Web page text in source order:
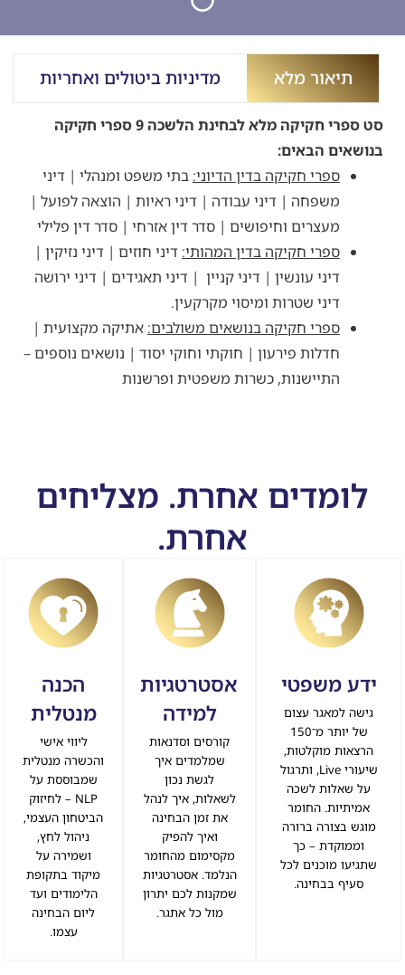
תיאור מלא מדיניות ביטולים ואחריות
ספרי חקיקה מלא לבחינת הלשכה 9 ספרי חקיקה
הבאים:
ספרי חקיקה בדין הדיוני:בתי משפט ומנהלי | דיני
משפחה | דיני עבודה | דיני ראיות | הוצאה לפועל |
מעצרים וחיפושים | סדר דין אזרחי | סדר דין פלילי
ספרי חקיקה בדין המהותי:דיני חוזים | דיני נזיקין |
דיני עונשין | דיני קניין | דיני תאגידים | דיני ירושה
דיני שטרות ומיסוי מקרקעין.
ספרי חקיקה בנושאים משולבים:אתיקה מקצועית |
חדלות פירעון | חוקתי וחוקי יסוד | נושאים נוספים –
התיישנות, כשרות משפטית ופרשנות
לומדים אחרת. מצליחים
אחרת.
ידע משפטי
גישה למאגר עצום
של יותר מ־150
הרצאות מוקלטות,
שיעורי Live, ותרגול
על שאלות לשכה
אמיתיות. החומר
מוגש בצורה ברורה
וממוקדת – כך
שתגיעו מוכנים לכל
סעיף בבחינה.
אסטרטגיות
למידה
קורסים וסדנאות
שמלמדים איך
לגשת נכון
לשאלות, איך לנהל
את זמן הבחינה
ואיך להפיק
מקסימום מהחומר
הנלמד. אסטרטגיות
שמקנות לכם יתרון
מול כל אתגר.
הכנה
מנטלית
ליווי אישי
והכשרה מנטלית
שמבוססת על
NLP – לחיזוק
הביטחון העצמי,
ניהול לחץ,
ושמירה על
מיקוד בתקופת
הלימודים ועד
ליום הבחינה
עצמו.